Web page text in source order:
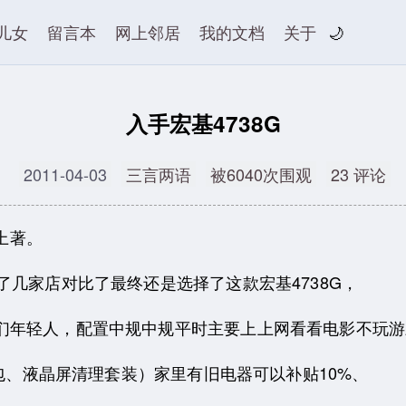
女 留言本 网上邻居 我的文档 关于 🌙
入手宏基4738G
2011-04-03 三言两语 被6040次围观 23 评论
。
家店对比了最终还是选择了这款宏基4738G，
轻人，配置中规中规平时主要上上网看看电影不玩
液晶屏清理套装）家里有旧电器可以补贴10%、